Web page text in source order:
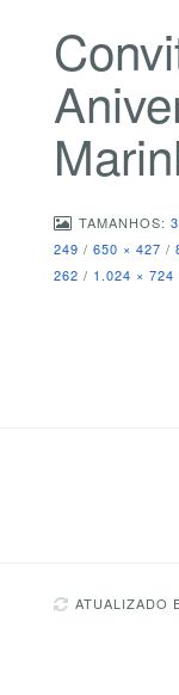
TAMANHOS:
249 / 650 × 427 /
262 / 1.024 × 724
ATUALIZADO